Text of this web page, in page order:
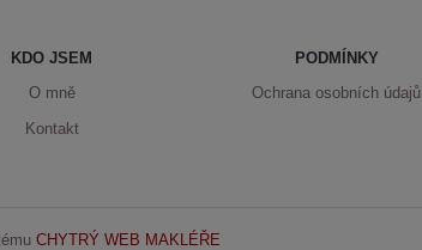
KDO JSEM
O mně
Kontakt
PODMÍNKY
Ochrana osobních údajů
CHYTRÝ WEB MAKLÉŘE